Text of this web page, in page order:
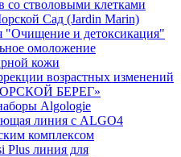
со стволовыми клетками
Сад (Jardin Marin)
"Очищение и детоксикация"
омоложение
кожи
возрастных изменений
БЕРЕГ»
Algologie
линия с ALGO4
комплексом
Plus линия для